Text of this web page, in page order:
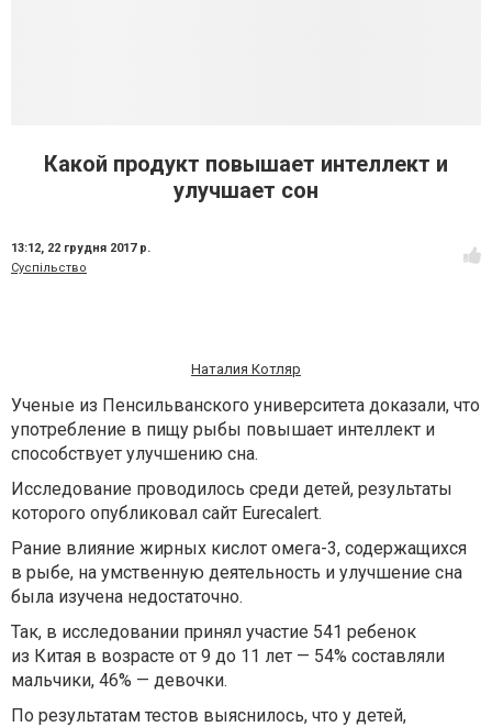
Какой продукт повышает интеллект и
улучшает сон
13:12, 22 грудня 2017 р.
Суспільство
Наталия Котляр
Ученые из Пенсильванского университета доказали, что
употребление в пищу рыбы повышает интеллект и
способствует улучшению сна.
Исследование проводилось среди детей, результаты
которого опубликовал сайт Eurecalert.
Рание влияние жирных кислот омега-3, содержащихся
в рыбе, на умственную деятельность и улучшение сна
была изучена недостаточно.
Так, в исследовании принял участие 541 ребенок
из Китая в возрасте от 9 до 11 лет — 54% составляли
мальчики, 46% — девочки.
По результатам тестов выяснилось, что у детей,